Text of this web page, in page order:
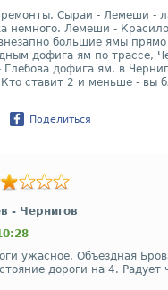
Сыраи - Лемеши -
немного. Лемеши -
большие ямы прямо
дофига ям по трассе,
Глебова дофига ям, в
Кто ставит 2 и меньше - вы
Поделиться
- Чернигов
ужасное. Объездная
дороги на 4. Радует